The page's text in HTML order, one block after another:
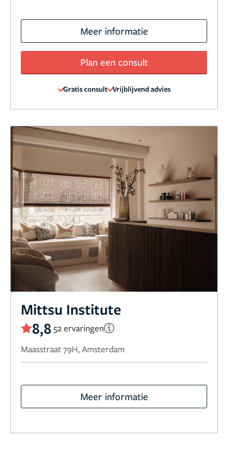
Meer informatie
Plan een consult
Gratis consult Vrijblijvend advies
Mittsu Institute
8,8 52 ervaringen
Maasstraat 79H, Amsterdam
Meer informatie